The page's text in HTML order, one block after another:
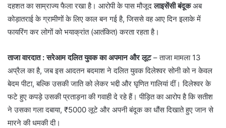
दहशत का साम्राज्य फैला रखा है। आरोपी के पास मौजूदलाइसेंसी बंदूकअब
कोड़ातराई के ग्रामीणों के लिए काल बन गई है, जिससे वह आए दिन इलाके में
फायरिंग कर लोगों को भयाक्रांत (आतंकित) करता रहता है।
ताजा वारदात : सरेआम दलित युवक का अपमान और लूट– ताजा मामला 13
अप्रैल का है, जब इस आदतन बदमाश ने दलित युवक दिलेश्वर सोनी को न केवल
बेदम पीटा, बल्कि उसकी जाति को लेकर भद्दी और घृणित गालियां दीं। दिलेश्वर के
फटे हुए कपड़े उसकी प्रताड़ना की गवाही दे रहे हैं। पीड़ित का आरोप है कि सतीश
ने उसका गला दबाया, ₹5000 लूटे और अपनी बंदूक का धौंस दिखाते हुए जान से
मारने की धमकी दी।